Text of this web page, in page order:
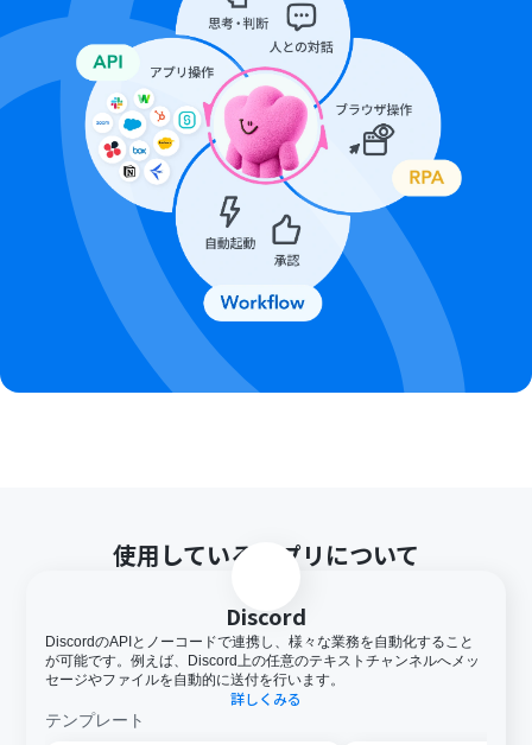
Discordの「メッセージを送信」では、通知を送信するチ
ャンネルIDを指定し、メッセージ内容（例：【重要】財
務レポート分析結果、異常値：〇〇など）を任意で設定
してください。
■注意事項
Gmail、DiscordのそれぞれとYoomを連携してくださ
分岐はミニプラン以上のプランでご利用いただける機能
（オペレーション）となっております。フリープランの場
合は設定しているフローボットのオペレーションはエラ
ーとなりますので、ご注意ください。
ミニプランなどの有料プランは、2週間の無料トライアル
を行うことが可能です。無料トライアル中には制限対象の
アプリや機能（オペレーション）を使用することができ
ます。
使用しているアプリについて
Discord
DiscordのAPIとノーコードで連携し、様々な業務を自動化すること
が可能です。例えば、Discord上の任意のテキストチャンネルへメッ
セージやファイルを自動的に送付を行います。
詳しくみる
テンプレート